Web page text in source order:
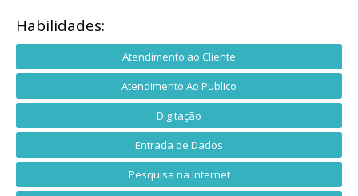
Habilidades:
Atendimento ao Cliente
Atendimento Ao Publico
Digitação
Entrada de Dados
Pesquisa na Internet